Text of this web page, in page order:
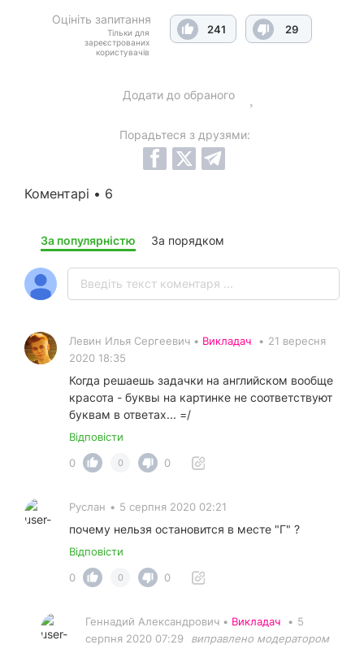
Оцініть запитання
Тільки для
зареєстрованих
користувачів
241 29
Додати до обраного
Порадьтеся з друзями:
Коментарі • 6
За популярністю За порядком
Левин Илья Сергеевич • Викладач • 21 вересня
2020 18:35
Когда решаешь задачки на английском вообще
красота - буквы на картинке не соответствуют
буквам в ответах... =/
Відповісти
0
0 0
Руслан • 5 серпня 2020 02:21
почему нельзя остановится в месте "Г" ?
Відповісти
0
0 0
Геннадий Александрович • Викладач • 5
серпня 2020 07:29
виправлено модератором